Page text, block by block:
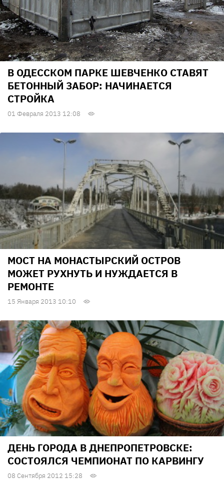
В ОДЕССКОМ ПАРКЕ ШЕВЧЕНКО СТАВЯТ
БЕТОННЫЙ ЗАБОР: НАЧИНАЕТСЯ
СТРОЙКА
01 Февраля 2013 12:08
МОСТ НА МОНАСТЫРСКИЙ ОСТРОВ
МОЖЕТ РУХНУТЬ И НУЖДАЕТСЯ В
РЕМОНТЕ
15 Января 2013 10:10
ДЕНЬ ГОРОДА В ДНЕПРОПЕТРОВСКЕ:
СОСТОЯЛСЯ ЧЕМПИОНАТ ПО КАРВИНГУ
08 Сентября 2012 15:28